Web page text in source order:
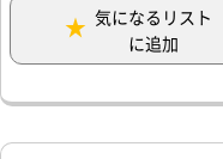
気になるリスト
に追加